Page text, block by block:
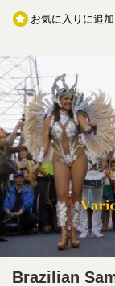
お気に入りに追加
Brazilian